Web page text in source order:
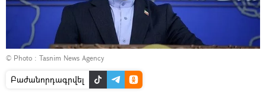
© Photo : Tasnim News Agency
Բաժանորդագրվել